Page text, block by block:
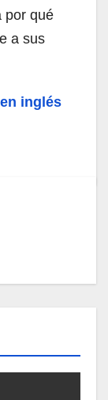
por qué
a sus
inglés